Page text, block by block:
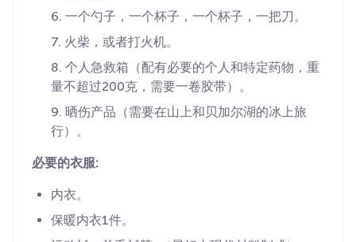
一个勺子，一个杯子，一个杯子，一把刀。
火柴，或者打火机。
个人急救箱（配有必要的个人和特定药物，重
量不超过200克，需要一卷胶带）。
晒伤产品（需要在山上和贝加尔湖的冰上旅
行）。
必要的衣服:
内衣。
保暖内衣1件。